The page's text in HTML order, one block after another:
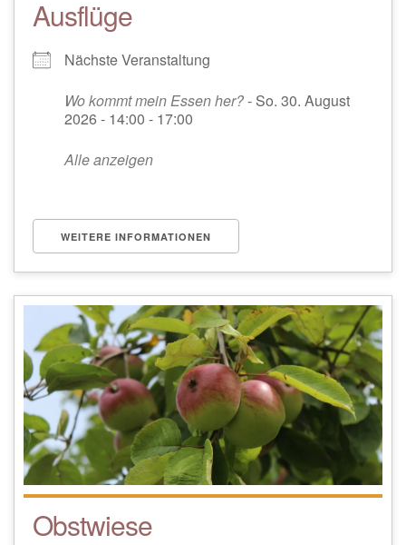
Ausflüge
Nächste Veranstaltung
Wo kommt mein Essen her?- So. 30. August
2026 - 14:00 - 17:00
Alle anzeigen
WEITERE INFORMATIONEN
Obstwiese